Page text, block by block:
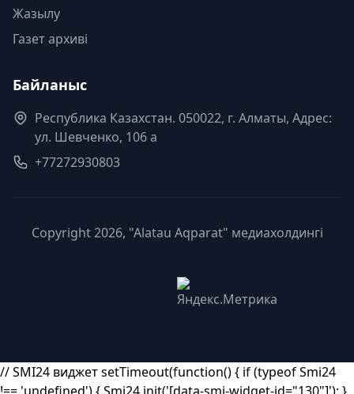
Жазылу
Газет архиві
Байланыс
Республика Казахстан. 050022, г. Алматы, Адрес:
ул. Шевченко, 106 а
+77272930803
Copyright 2026, "Alatau Aqparat" медиахолдингі
// SMI24 виджет setTimeout(function() { if (typeof Smi24